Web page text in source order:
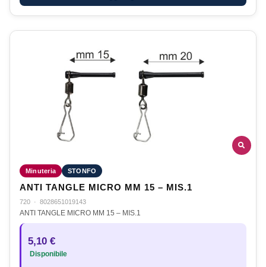
Minuteria STONFO
ANTI TANGLE MICRO MM 15 – MIS.1
720 · 8028651019143
ANTI TANGLE MICRO MM 15 – MIS.1
5,10 €
Disponibile